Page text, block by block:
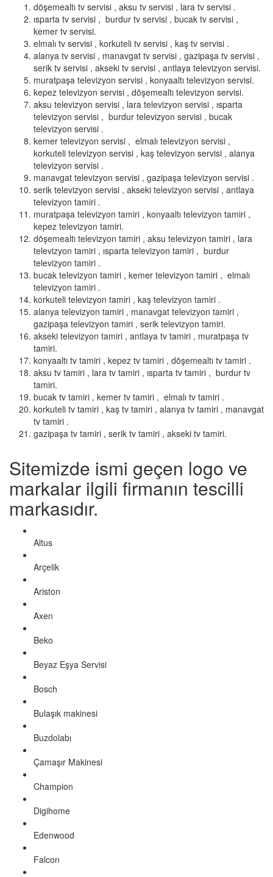
döşemealtı tv servisi , aksu tv servisi , lara tv servisi .
ısparta tv servisi , burdur tv servisi , bucak tv servisi ,
kemer tv servisi.
elmalı tv servisi , korkuteli tv servisi , kaş tv servisi .
alanya tv servisi , manavgat tv servisi , gazipaşa tv servisi ,
serik tv servisi , akseki tv servisi , antlaya televizyon servisi.
muratpaşa televizyon servisi , konyaaltı televizyon servisi.
kepez televizyon servisi , döşemealtı televizyon servisi.
aksu televizyon servisi , lara televizyon servisi , ısparta
televizyon servisi , burdur televizyon servisi , bucak
televizyon servisi .
kemer televizyon servisi , elmalı televizyon servisi ,
korkuteli televizyon servisi , kaş televizyon servisi , alanya
televizyon servisi .
manavgat televizyon servisi , gazipaşa televizyon servisi .
serik televizyon servisi , akseki televizyon servisi , antlaya
televizyon tamiri .
muratpaşa televizyon tamiri , konyaaltı televizyon tamiri ,
kepez televizyon tamiri.
döşemealtı televizyon tamiri , aksu televizyon tamiri , lara
televizyon tamiri , ısparta televizyon tamiri , burdur
televizyon tamiri .
bucak televizyon tamiri , kemer televizyon tamiri , elmalı
televizyon tamiri .
korkuteli televizyon tamiri , kaş televizyon tamiri .
alanya televizyon tamiri , manavgat televizyon tamiri ,
gazipaşa televizyon tamiri , serik televizyon tamiri.
akseki televizyon tamiri , antlaya tv tamiri , muratpaşa tv
tamiri.
konyaaltı tv tamiri , kepez tv tamiri , döşemealtı tv tamiri .
aksu tv tamiri , lara tv tamiri , ısparta tv tamiri , burdur tv
tamiri.
bucak tv tamiri , kemer tv tamiri , elmalı tv tamiri .
korkuteli tv tamiri , kaş tv tamiri , alanya tv tamiri , manavgat
tv tamiri .
gazipaşa tv tamiri , serik tv tamiri , akseki tv tamiri.
Sitemizde ismi geçen logo ve
markalar ilgili firmanın tescilli
markasıdır.
Altus
Arçelik
Ariston
Axen
Beko
Beyaz Eşya Servisi
Bosch
Bulaşık makinesi
Buzdolabı
Çamaşır Makinesi
Champion
Digihome
Edenwood
Falcon